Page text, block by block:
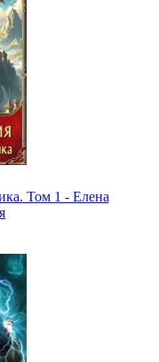
Том 1 - Елена